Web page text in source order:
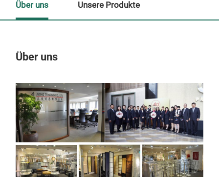
Über uns
Über uns Unsere Produkte